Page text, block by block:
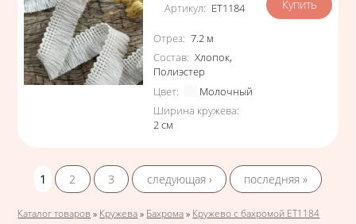
Артикул: ЕТ1184
Характеристики
Отрез: 7.2 м
Состав: Хлопок,
Полиэстер
Цвет:
Молочный
Ширина кружева:
2см
1
2 3 следующая › последняя »
Вы здесь
Каталог товаров » Кружева » Бахрома » Кружево с бахромой ЕТ1184